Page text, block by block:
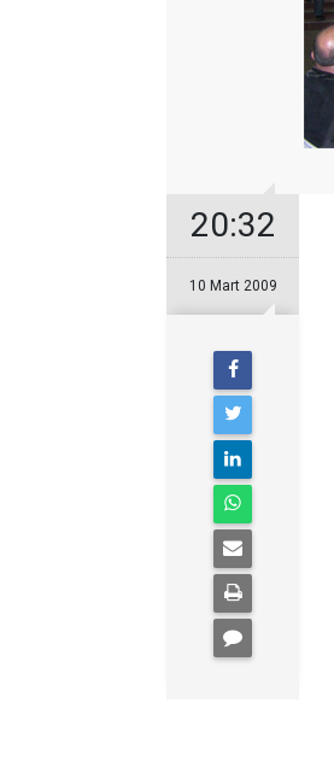
20:32
10 Mart 2009